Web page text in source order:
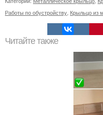
Работы по обустройству Крыльцо из
Читайте также